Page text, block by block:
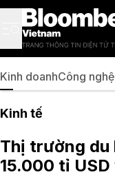
Kinh doanhCông nghệ
Kinh tế
Thị trường du
15.000 tỉ